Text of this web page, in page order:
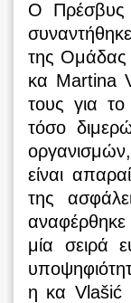
Ο Πρέσβυς
της Ομάδας
κα Martina
τους για
τόσο
είναι
της
μία σειρά
η κα Vlašić